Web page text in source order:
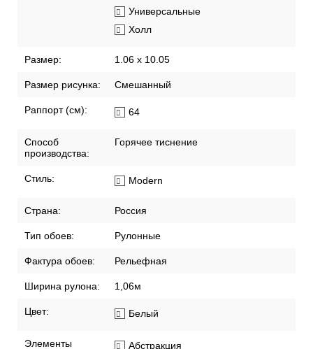
Универсальные
Холл
Размер: 1.06 x 10.05
Размер рисунка: Смешанный
Раппорт (см): 64
Способ
производства:
Горячее тиснение
Стиль: Modern
Страна: Россия
Тип обоев: Рулонные
Фактура обоев: Рельефная
Ширина рулона: 1,06м
Цвет: Белый
Элементы
Абстракция